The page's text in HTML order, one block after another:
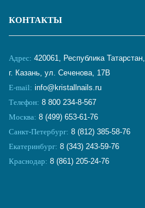
КОНТАКТЫ
Адрес: 420061, Республика Татарстан,
г. Казань, ул. Сеченова, 17В
E-mail: info@kristallnails.ru
Телефон: 8 800 234-8-567
Москва: 8 (499) 653-61-76
Санкт-Петербург: 8 (812) 385-58-76
Екатеринбург: 8 (343) 243-59-76
Краснодар: 8 (861) 205-24-76